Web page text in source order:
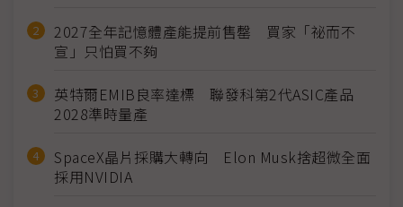
2027全年記憶體產能提前售罄 買家「祕而不
宣」只怕買不夠
英特爾EMIB良率達標 聯發科第2代ASIC產品
2028準時量產
SpaceX晶片採購大轉向 Elon Musk捨超微全面
採用NVIDIA